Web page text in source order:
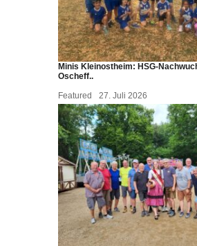
Minis Kleinostheim: HSG-
Oscheff..
Featured
27. Juli 2026